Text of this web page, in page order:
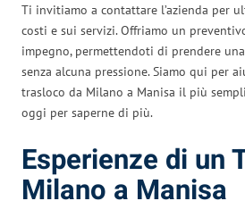
Ti invitiamo a contattare l’azienda per
costi e sui servizi. Offriamo un
impegno, permettendoti di prendere
senza alcuna pressione. Siamo qui per
trasloco da Milano a Manisa il più
oggi per saperne di più.
Esperienze di un
Milano a Manisa